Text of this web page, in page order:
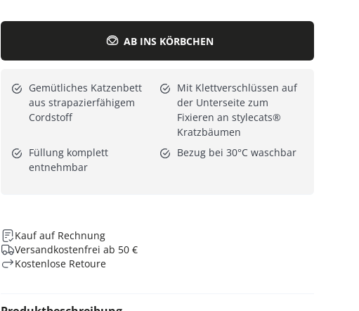
AB INS KÖRBCHEN
Gemütliches Katzenbett
aus strapazierfähigem
Cordstoff
Mit Klettverschlüssen auf
der Unterseite zum
Fixieren an stylecats®
Kratzbäumen
Füllung komplett
entnehmbar
Bezug bei 30°C waschbar
Kauf auf Rechnung
Versandkostenfrei ab 50 €
Kostenlose Retoure